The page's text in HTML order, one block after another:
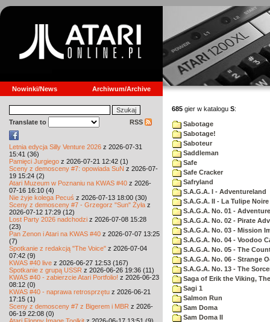
Nowinki/News Archiwum/Archive
Translate to RSS
Letnia edycja Silly Venture 2026 z 2026-07-31
15:41 (36)
Pamięci Jurgiego z 2026-07-21 12:42 (1)
Sceny z demosceny #7: opowiada SuN z 2026-07-
19 15:24 (2)
Atari Muzeum w Poznaniu na KWAS #40 z 2026-
07-16 16:10 (4)
Nie żyje kolega Pecuś z 2026-07-13 18:00 (30)
Sceny z demosceny #7 - Grzegorz "Sun" Żyła z
2026-07-12 17:29 (12)
Lost Party 2026 nadchodzi z 2026-07-08 15:28
(23)
Pan Zenon i Atari na KWAS #40 z 2026-07-07 13:25
(7)
Spotkanie z redakcją "The Voice" z 2026-07-04
07:42 (9)
KWAS #40 live z 2026-06-27 12:53 (167)
Spotkanie z grupą USSR z 2026-06-26 19:36 (11)
KWAS #40 - zabierzcie Atari Portfolio! z 2026-06-23
08:12 (0)
KWAS #40 - naprawa retrosprzętu z 2026-06-21
17:15 (1)
Sceny z demosceny #7 z Bigerem i MBR z 2026-
06-19 22:08 (0)
685 gier w katalogu S:
Sabotage
Sabotage!
Saboteur
Saddleman
Safe
Safe Cracker
Safryland
S.A.G.A. I - Adventureland
S.A.G.A. II - La Tulipe Noire
S.A.G.A. No. 01 -
S.A.G.A. No. 02 - Pirate
S.A.G.A. No. 03 - Mission
S.A.G.A. No. 04 - Voodoo
S.A.G.A. No. 05 - The
S.A.G.A. No. 06 - Strange
S.A.G.A. No. 13 - The
Saga of Erik the Viking, The
Sagi 1
Salmon Run
Sam Doma
Sam Doma II